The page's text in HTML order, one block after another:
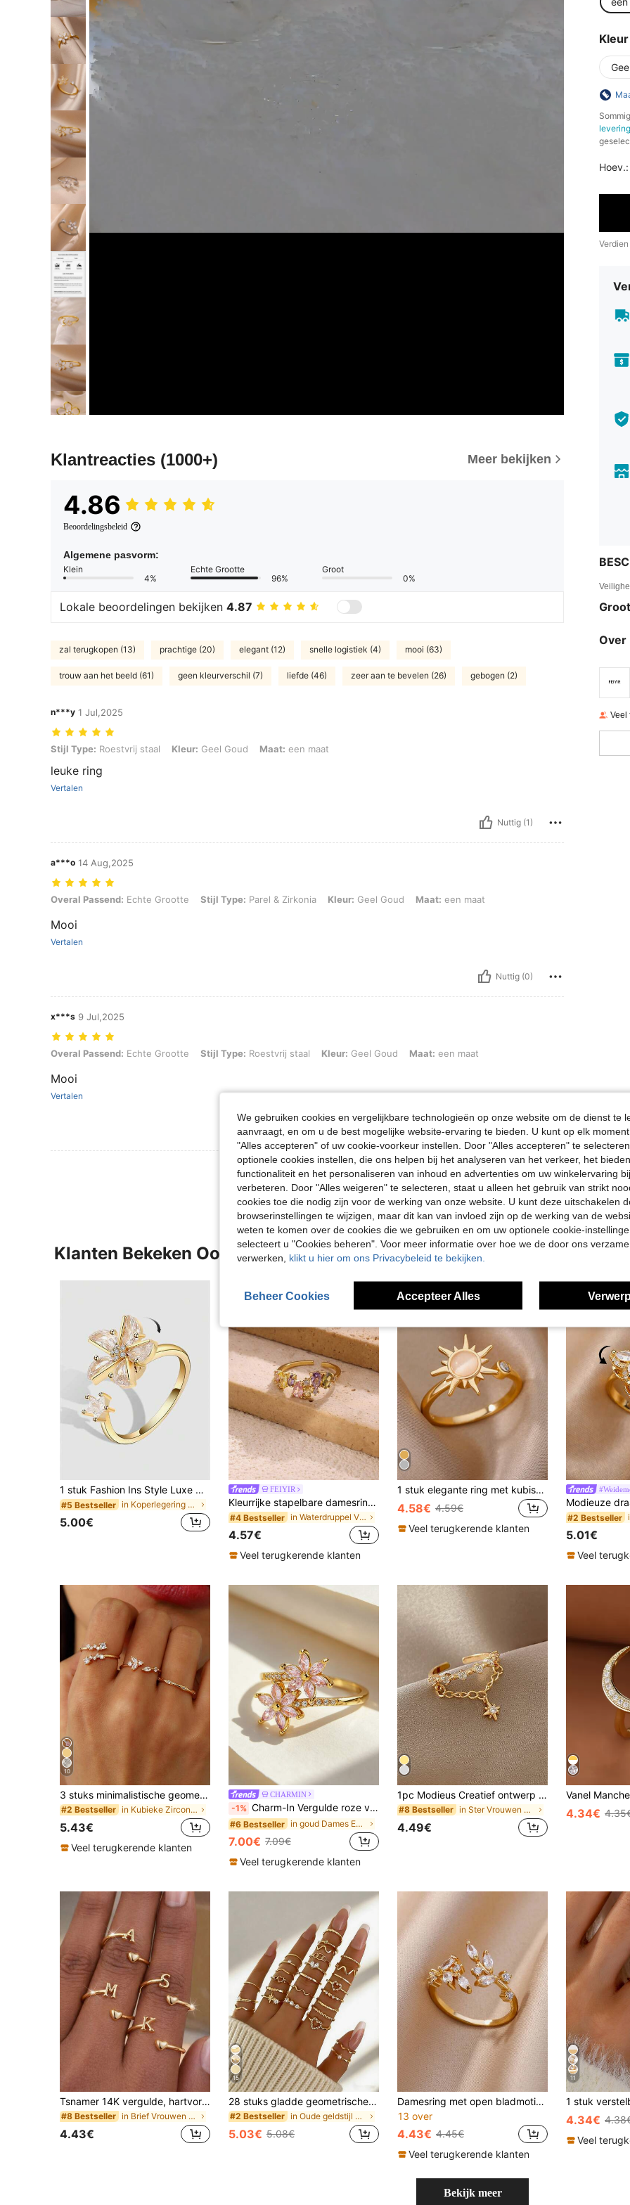
Klantreacties (1000+) Meer bekijken
4.86
Beoordelingsbeleid
Algemene pasvorm:
Klein
4%
Echte Grootte
96%
Groot
0%
Lokale beoordelingen bekijken 4.87
zal terugkopen (13) prachtige (20) elegant (12) snelle logistiek (4) mooi (63)
trouw aan het beeld (61) geen kleurverschil (7) liefde (46) zeer aan te bevelen (26) gebogen (2)
n***y 1 Jul,2025
Stijl Type: Roestvrij staal, Kleur: Geel Goud, Maat: een maat
Stijl Type: Roestvrij staal Kleur: Geel Goud Maat: een maat
leuke ring
Vertalen
Nuttig (1)
a***o 14 Aug,2025
Overal Passend: Echte Grootte, Stijl Type: Parel & Zirkonia, Kleur: Geel Goud, Maat: een maat
Overal Passend: Echte Grootte Stijl Type: Parel & Zirkonia Kleur: Geel Goud Maat: een maat
Mooi
Vertalen
Nuttig (0)
x***s 9 Jul,2025
Overal Passend: Echte Grootte, Stijl Type: Roestvrij staal, Kleur: Geel Goud, Maat: een maat
Overal Passend: Echte Grootte Stijl Type: Roestvrij staal Kleur: Geel Goud Maat: een maat
Mooi
Vertalen
Nuttig (0)
Meer Beoordelingen Bekijken
Kleur
levering
Hoev.:
Over
Veel
Klanten Bekeken Ook
1 stuk Fashion Ins Style Luxe Messing Legering Zirkonia Ster Windmolen Decor Draaibare Verstelbare Ring, Geschikt voor Dagelijkse/Feestelijke Kleding voor Vrouwen, Cadeau voor Vriendin/Beste Vriendin
#5 Bestseller in Koperlegering Dames Enkele Ring
5.00€
FEIYIR
Kleurrijke stapelbare damesring in de vorm van een waterdruppel met kubische zirkonia, 18K verguld, roestbestendig, verstelbare vingerring, geschikt voor moeder, vriendin, beste vriendin, elegante gouden bruidssieraden, strandvakantie, feest, dagelijks accessoire, verjaardag, jubileum, herinneringscadeau
#4 Bestseller in Waterdruppel Vrouwen Ringen
4.57€
Veel terugkerende klanten
1 stuk elegante ring met kubische zirkonia voor dames, ideaal als Valentijnsdagcadeau, huwelijksjubileum of feestsieraad.
4.58€ 4.59€
Veel terugkerende klanten
#2 Bestseller
5.01€
Veel
10
3 stuks minimalistische geometrische zirkonia ringen, dagelijkse sieraden voor dames, accessoires voor jubileum
#2 Bestseller in Kubieke Zirconia Vrouwen Ringen
5.43€
Veel terugkerende klanten
CHARMIN
-1% Charm-In Vergulde roze vierkante kristallen ring met kersenbloesem voor dames, verstelbare bloemenwensring, delicate stapelbare sieraden voor meisjesfeestjes en dates
#6 Bestseller in goud Dames Enkele Ring
7.00€ 7.09€
Veel terugkerende klanten
1pc Modieus Creatief ontwerp Ster & Zirkonia Versierd Open ring met hanger
#8 Bestseller in Ster Vrouwen Ringen
4.49€
4.34€
Tsnamer 14K vergulde, hartvormige, stapelbare, waterdichte ring met lettermotief, cadeau voor je vriendin
#8 Bestseller in Brief Vrouwen Ringen
4.43€
15
28 stuks gladde geometrische hartvormige strass-ringen, klassieke Franse stijl stapelbare dunne goudkleurige ringen voor dames
#2 Bestseller in Oude geldstijl Vrouwen Ringen
5.03€ 5.08€
Damesring met open bladmotief van zirkonia, gouden en roestvrijstalen ring met bladdesign, esthetisch sieraad voor een bruiloft.
13 over
4.43€ 4.45€
Veel terugkerende klanten
11
4.34€
Veel
Bekijk meer
We gebruiken cookies en vergelijkbare technologieën op onze website om de dienst te
aanvraagt, en om u de best mogelijke website-ervaring te bieden. U kunt op elk moment
"Alles accepteren" of uw cookie-voorkeur instellen. Door "Alles accepteren" te
optionele cookies instellen, die ons helpen bij het analyseren van het verkeer, het
functionaliteit en het personaliseren van inhoud en advertenties om uw winkelervaring
verbeteren. Door "Alles weigeren" te selecteren, staat u alleen het gebruik van strikt
cookies toe die nodig zijn voor de werking van onze website. U kunt deze uitschakelen
browserinstellingen te wijzigen, maar dit kan van invloed zijn op de werking van de
weten te komen over de cookies die we gebruiken en om uw optionele cookie-
selecteert u "Cookies beheren". Voor meer informatie over hoe we de door ons
verwerken, klikt u hier om ons Privacybeleid te bekijken.
Beheer Cookies Accepteer Alles